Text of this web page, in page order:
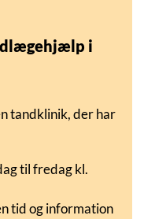
i
tandklinik, der har
til fredag kl.
tid og information